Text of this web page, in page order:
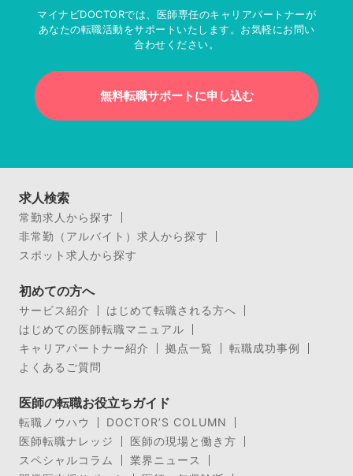
マイナビDOCTORでは、医師専任のキャリアパートナーが
あなたの転職活動をサポートいたします。お気軽にお問い
合わせください。
無料転職サポートに申し込む
求人検索
常勤求人から探す
非常勤（アルバイト）求人から探す
スポット求人から探す
初めての方へ
サービス紹介
はじめて転職される方へ
はじめての医師転職マニュアル
キャリアパートナー紹介
拠点一覧
転職成功事例
よくあるご質問
医師の転職お役立ちガイド
転職ノウハウ
DOCTOR’S COLUMN
医師転職ナレッジ
医師の現場と働き方
スペシャルコラム
業界ニュース